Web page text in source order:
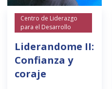
Centro de Liderazgo
para el Desarrollo
Liderandome II:
Confianza y
coraje